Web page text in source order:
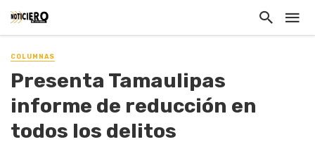
COLUMNAS
Presenta Tamaulipas
informe de reducción en
todos los delitos